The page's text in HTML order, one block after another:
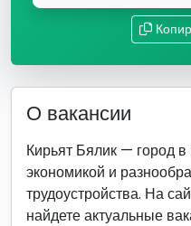
О вакансии
Кирьят Бялик — город
экономикой и
трудоустройства. На
найдете актуальные